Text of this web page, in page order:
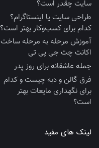
سایت چقدر است؟
طراحی سایت یا اینستاگرام؟
کدام برای کسب‌وکار بهتر است؟
آموزش مرحله به مرحله ساخت
اکانت چت جی پی تی
جمله عاشقانه برای روز پدر
فرق گالن و دبه چیست و کدام
برای نگهداری مایعات بهتر
است؟
لینک های مفید